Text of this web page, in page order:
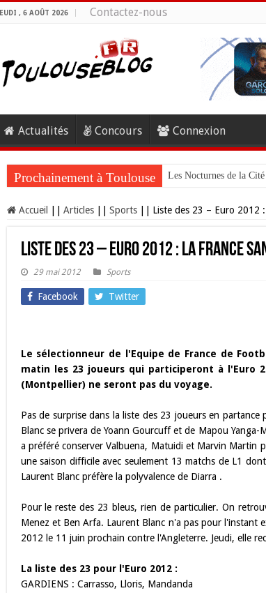
JEUDI , 6 AOÛT 2026 Contactez-nous
Actualités Concours Connexion
Prochainement à Toulouse Les Nocturnes de la
Accueil Articles Sports Liste des 23 – Euro 2012
Liste des 23 – Euro 2012 : La France
29 mai 2012 Sports
Facebook Twitter
Le sélectionneur de l'Equipe de France de
matin les 23 joueurs qui participeront à l'Euro
(Montpellier) ne seront pas du voyage.
Pas de surprise dans la liste des 23 joueurs en
Blanc se privera de Yoann Gourcuff et de Mapou Yanga-
a préféré conserver Valbuena, Matuidi et Marvin Martin
une saison difficile avec seulement 13 matchs de L1
Laurent Blanc préfère la polyvalence de Diarra .
Pour le reste des 23 bleus, rien de particulier. On
Menez et Ben Arfa. Laurent Blanc n'a pas pour l'instant
2012 le 11 juin prochain contre l'Angleterre. Jeudi, elle
La liste des 23 pour l'Euro 2012 :
GARDIENS : Carrasso, Lloris, Mandanda